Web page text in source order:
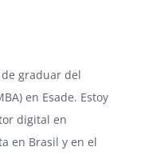
graduar del
en Esade. Estoy
digital en
en Brasil y en el